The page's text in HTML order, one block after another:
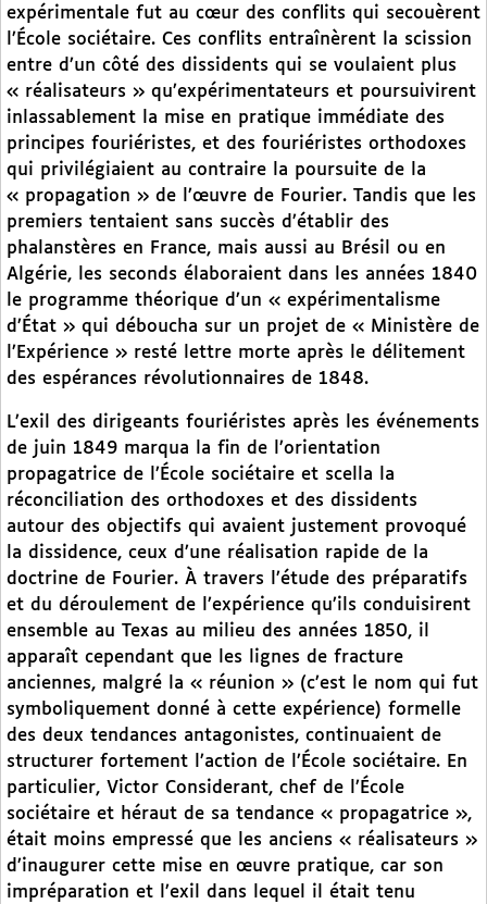
expérimentale fut au cœur des conflits qui secouèrent
l’École sociétaire. Ces conflits entraînèrent la scission
entre d’un côté des dissidents qui se voulaient plus
« réalisateurs » qu’expérimentateurs et poursuivirent
inlassablement la mise en pratique immédiate des
principes fouriéristes, et des fouriéristes orthodoxes
qui privilégiaient au contraire la poursuite de la
« propagation » de l’œuvre de Fourier. Tandis que les
premiers tentaient sans succès d’établir des
phalanstères en France, mais aussi au Brésil ou en
Algérie, les seconds élaboraient dans les années 1840
le programme théorique d’un « expérimentalisme
d’État » qui déboucha sur un projet de « Ministère de
l’Expérience » resté lettre morte après le délitement
des espérances révolutionnaires de 1848.
L’exil des dirigeants fouriéristes après les événements
de juin 1849 marqua la fin de l’orientation
propagatrice de l’École sociétaire et scella la
réconciliation des orthodoxes et des dissidents
autour des objectifs qui avaient justement provoqué
la dissidence, ceux d’une réalisation rapide de la
doctrine de Fourier. À travers l’étude des préparatifs
et du déroulement de l’expérience qu’ils conduisirent
ensemble au Texas au milieu des années 1850, il
apparaît cependant que les lignes de fracture
anciennes, malgré la « réunion » (c’est le nom qui fut
symboliquement donné à cette expérience) formelle
des deux tendances antagonistes, continuaient de
structurer fortement l’action de l’École sociétaire. En
particulier, Victor Considerant, chef de l’École
sociétaire et héraut de sa tendance « propagatrice »,
était moins empressé que les anciens « réalisateurs »
d’inaugurer cette mise en œuvre pratique, car son
impréparation et l’exil dans lequel il était tenu